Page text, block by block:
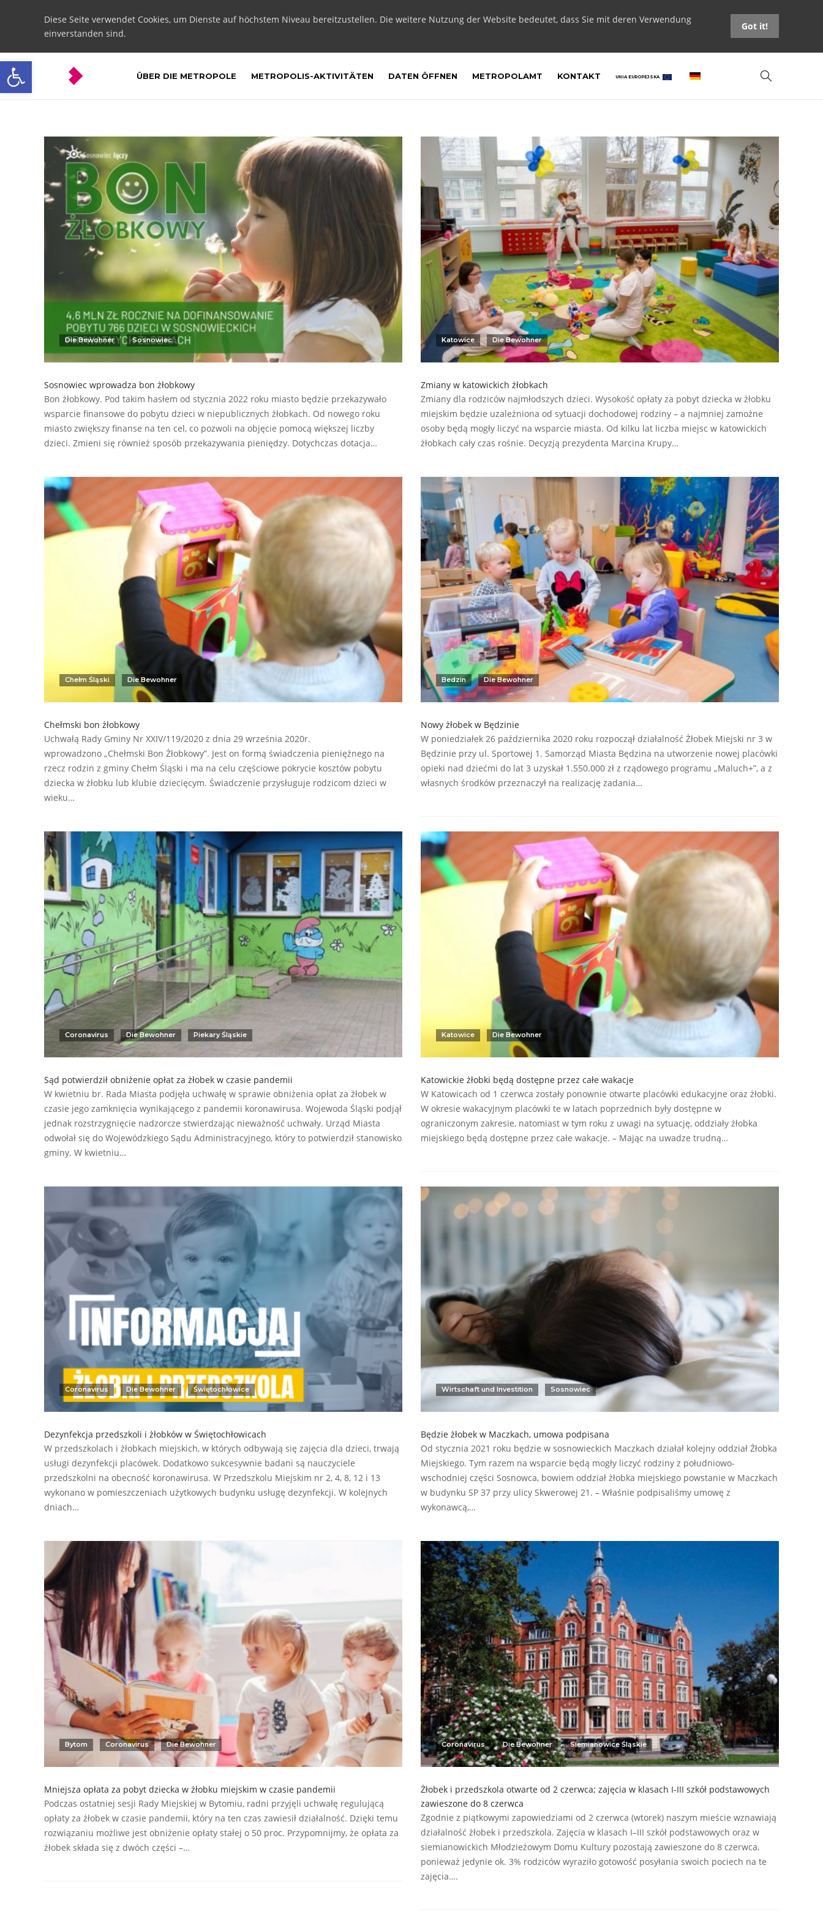
Open toolbar
Diese Seite verwendet Cookies, um Dienste auf höchstem Niveau bereitzustellen. Die weitere Nutzung der Website bedeutet, dass Sie mit deren Verwendung
einverstanden sind.
Got it!
ÜBER DIE METROPOLE METROPOLIS-AKTIVITÄTEN DATEN ÖFFNEN METROPOLAMT KONTAKT UNIA EUROPEJSKA
Die Bewohner Sosnowiec
Sosnowiec wprowadza bon żłobkowy
Bon żłobkowy. Pod takim hasłem od stycznia 2022 roku miasto będzie przekazywało
wsparcie finansowe do pobytu dzieci w niepublicznych żłobkach. Od nowego roku
miasto zwiększy finanse na ten cel, co pozwoli na objęcie pomocą większej liczby
dzieci. Zmieni się również sposób przekazywania pieniędzy. Dotychczas dotacja…
Katowice Die Bewohner
Zmiany w katowickich żłobkach
Zmiany dla rodziców najmłodszych dzieci. Wysokość opłaty za pobyt dziecka w żłobku
miejskim będzie uzależniona od sytuacji dochodowej rodziny – a najmniej zamożne
osoby będą mogły liczyć na wsparcie miasta. Od kilku lat liczba miejsc w katowickich
żłobkach cały czas rośnie. Decyzją prezydenta Marcina Krupy…
Chełm Śląski Die Bewohner
Chełmski bon żłobkowy
Uchwałą Rady Gminy Nr XXIV/119/2020 z dnia 29 września 2020r.
wprowadzono „Chełmski Bon Żłobkowy”. Jest on formą świadczenia pieniężnego na
rzecz rodzin z gminy Chełm Śląski i ma na celu częściowe pokrycie kosztów pobytu
dziecka w żłobku lub klubie dziecięcym. Świadczenie przysługuje rodzicom dzieci w
wieku…
Bedzin Die Bewohner
Nowy żłobek w Będzinie
W poniedziałek 26 października 2020 roku rozpoczął działalność Żłobek Miejski nr 3 w
Będzinie przy ul. Sportowej 1. Samorząd Miasta Będzina na utworzenie nowej placówki
opieki nad dziećmi do lat 3 uzyskał 1.550.000 zł z rządowego programu „Maluch+”, a z
własnych środków przeznaczył na realizację zadania…
Coronavirus Die Bewohner Piekary Śląskie
Sąd potwierdził obniżenie opłat za żłobek w czasie pandemii
W kwietniu br. Rada Miasta podjęła uchwałę w sprawie obniżenia opłat za żłobek w
czasie jego zamknięcia wynikającego z pandemii koronawirusa. Wojewoda Śląski podjął
jednak rozstrzygnięcie nadzorcze stwierdzając nieważność uchwały. Urząd Miasta
odwołał się do Wojewódzkiego Sądu Administracyjnego, który to potwierdził stanowisko
gminy. W kwietniu…
Katowice Die Bewohner
Katowickie żłobki będą dostępne przez całe wakacje
W Katowicach od 1 czerwca zostały ponownie otwarte placówki edukacyjne oraz żłobki.
W okresie wakacyjnym placówki te w latach poprzednich były dostępne w
ograniczonym zakresie, natomiast w tym roku z uwagi na sytuację, oddziały żłobka
miejskiego będą dostępne przez całe wakacje. – Mając na uwadze trudną…
Coronavirus Die Bewohner Świętochłowice
Dezynfekcja przedszkoli i żłobków w Świętochłowicach
W przedszkolach i żłobkach miejskich, w których odbywają się zajęcia dla dzieci, trwają
usługi dezynfekcji placówek. Dodatkowo sukcesywnie badani są nauczyciele
przedszkolni na obecność koronawirusa. W Przedszkolu Miejskim nr 2, 4, 8, 12 i 13
wykonano w pomieszczeniach użytkowych budynku usługę dezynfekcji. W kolejnych
dniach…
Wirtschaft und Investition Sosnowiec
Będzie żłobek w Maczkach, umowa podpisana
Od stycznia 2021 roku będzie w sosnowieckich Maczkach działał kolejny oddział Żłobka
Miejskiego. Tym razem na wsparcie będą mogły liczyć rodziny z południowo-
wschodniej części Sosnowca, bowiem oddział żłobka miejskiego powstanie w Maczkach
w budynku SP 37 przy ulicy Skwerowej 21. – Właśnie podpisaliśmy umowę z
wykonawcą,…
Bytom Coronavirus Die Bewohner
Mniejsza opłata za pobyt dziecka w żłobku miejskim w czasie pandemii
Podczas ostatniej sesji Rady Miejskiej w Bytomiu, radni przyjęli uchwałę regulującą
opłaty za żłobek w czasie pandemii, który na ten czas zawiesił działalność. Dzięki temu
rozwiązaniu możliwe jest obniżenie opłaty stałej o 50 proc. Przypomnijmy, że opłata za
żłobek składa się z dwóch części –…
Coronavirus Die Bewohner Siemianowice Śląskie
Żłobek i przedszkola otwarte od 2 czerwca; zajęcia w klasach I-III szkół podstawowych
zawieszone do 8 czerwca
Zgodnie z piątkowymi zapowiedziami od 2 czerwca (wtorek) naszym mieście wznawiają
działalność żłobek i przedszkola. Zajęcia w klasach I–III szkół podstawowych oraz w
siemianowickich Młodzieżowym Domu Kultury pozostają zawieszone do 8 czerwca,
ponieważ jedynie ok. 3% rodziców wyraziło gotowość posyłania swoich pociech na te
zajęcia….